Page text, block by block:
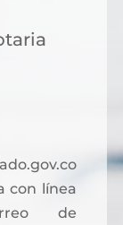
con línea
de